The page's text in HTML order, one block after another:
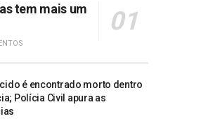
tem mais um
é encontrado morto dentro
Polícia Civil apura as